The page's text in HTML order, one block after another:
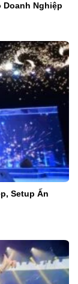
Doanh Nghiệp
Setup Ấn